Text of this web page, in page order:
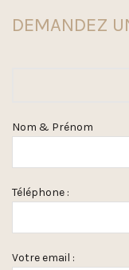
DEMANDEZ
Nom & Prénom
Téléphone :
Votre email :